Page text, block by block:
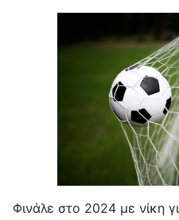
Φινάλε στο 2024 με νίκη